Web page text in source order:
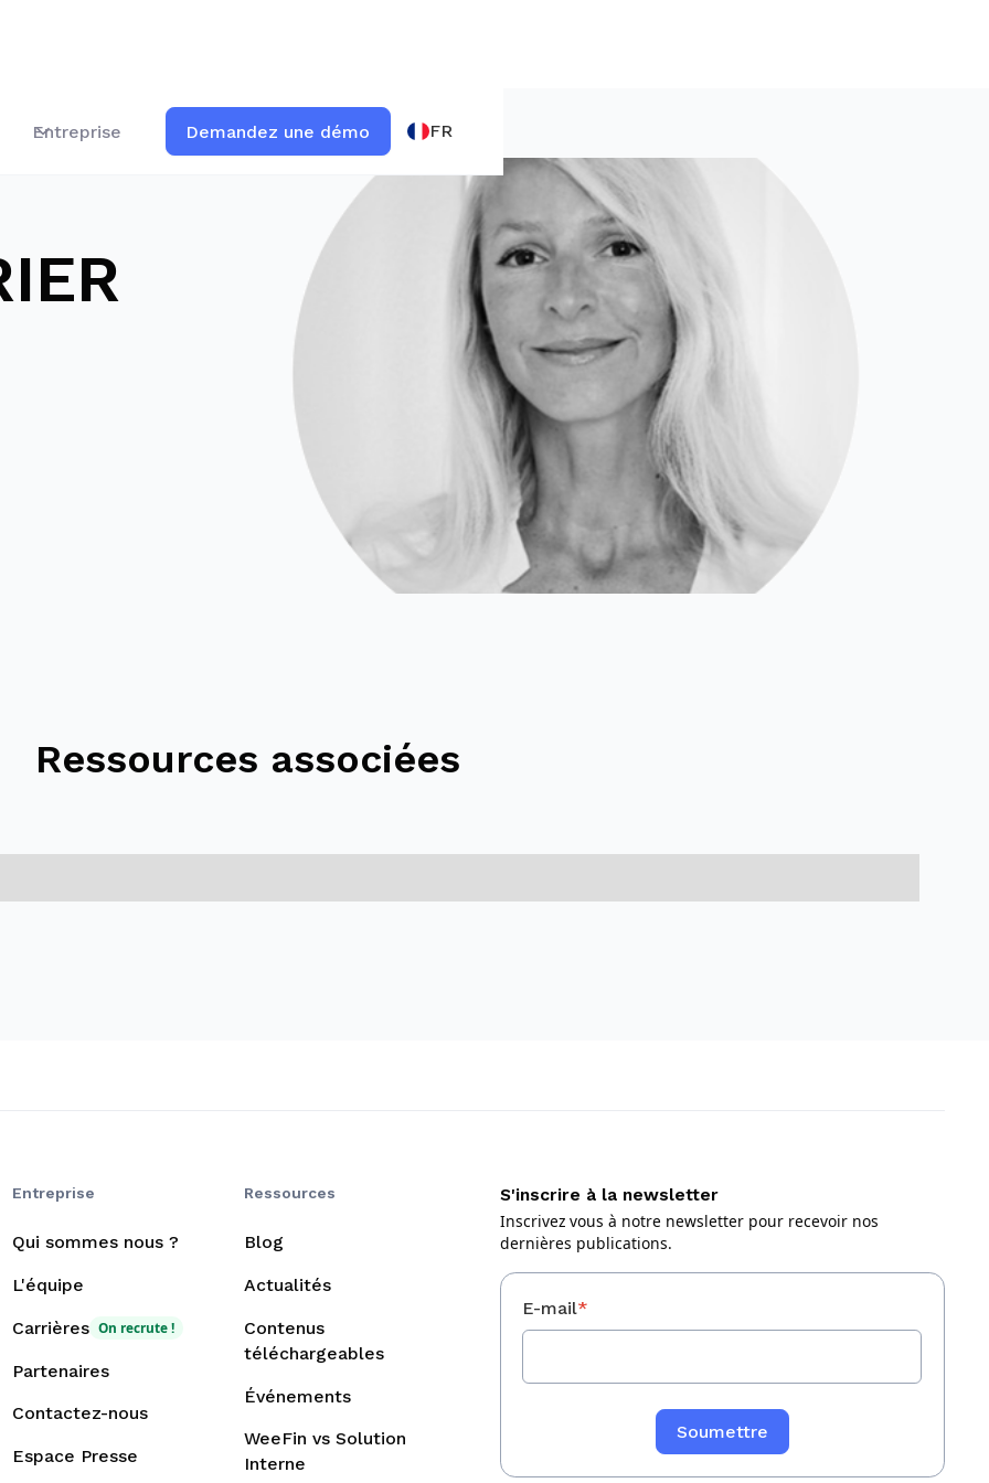
Entreprise Demandez une démo FR
Ressources associées
Entreprise
Qui sommes nous ?
L'équipe
Carrières On recrute !
Partenaires
Contactez-nous
Espace Presse
Ressources
Blog
Actualités
Contenus
téléchargeables
Événements
WeeFin vs Solution
Interne
S'inscrire à la newsletter
Inscrivez vous à notre newsletter pour recevoir nos
dernières publications.
E-mail*